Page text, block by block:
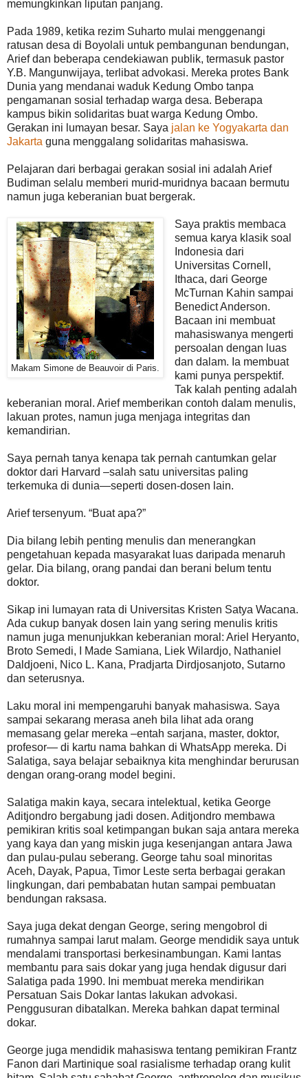
memungkinkan liputan panjang.
Pada 1989, ketika rezim Suharto mulai menggenangi
ratusan desa di Boyolali untuk pembangunan bendungan,
Arief dan beberapa cendekiawan publik, termasuk pastor
Y.B. Mangunwijaya, terlibat advokasi. Mereka protes Bank
Dunia yang mendanai waduk Kedung Ombo tanpa
pengamanan sosial terhadap warga desa. Beberapa
kampus bikin solidaritas buat warga Kedung Ombo.
Gerakan ini lumayan besar. Saya jalan ke Yogyakarta dan
Jakarta guna menggalang solidaritas mahasiswa.
Pelajaran dari berbagai gerakan sosial ini adalah Arief
Budiman selalu memberi murid-muridnya bacaan bermutu
namun juga keberanian buat bergerak.
Makam Simone de Beauvoir di Paris.
Saya praktis membaca
semua karya klasik soal
Indonesia dari
Universitas Cornell,
Ithaca, dari George
McTurnan Kahin sampai
Benedict Anderson.
Bacaan ini membuat
mahasiswanya mengerti
persoalan dengan luas
dan dalam. Ia membuat
kami punya perspektif.
Tak kalah penting adalah
keberanian moral. Arief memberikan contoh dalam menulis,
lakuan protes, namun juga menjaga integritas dan
kemandirian.
Saya pernah tanya kenapa tak pernah cantumkan gelar
doktor dari Harvard –salah satu universitas paling
terkemuka di dunia—seperti dosen-dosen lain.
Arief tersenyum. “Buat apa?”
Dia bilang lebih penting menulis dan menerangkan
pengetahuan kepada masyarakat luas daripada menaruh
gelar. Dia bilang, orang pandai dan berani belum tentu
doktor.
Sikap ini lumayan rata di Universitas Kristen Satya Wacana.
Ada cukup banyak dosen lain yang sering menulis kritis
namun juga menunjukkan keberanian moral: Ariel Heryanto,
Broto Semedi, I Made Samiana, Liek Wilardjo, Nathaniel
Daldjoeni, Nico L. Kana, Pradjarta Dirdjosanjoto, Sutarno
dan seterusnya.
Laku moral ini mempengaruhi banyak mahasiswa. Saya
sampai sekarang merasa aneh bila lihat ada orang
memasang gelar mereka –entah sarjana, master, doktor,
profesor— di kartu nama bahkan di WhatsApp mereka. Di
Salatiga, saya belajar sebaiknya kita menghindar berurusan
dengan orang-orang model begini.
Salatiga makin kaya, secara intelektual, ketika George
Aditjondro bergabung jadi dosen. Aditjondro membawa
pemikiran kritis soal ketimpangan bukan saja antara mereka
yang kaya dan yang miskin juga kesenjangan antara Jawa
dan pulau-pulau seberang. George tahu soal minoritas
Aceh, Dayak, Papua, Timor Leste serta berbagai gerakan
lingkungan, dari pembabatan hutan sampai pembuatan
bendungan raksasa.
Saya juga dekat dengan George, sering mengobrol di
rumahnya sampai larut malam. George mendidik saya untuk
mendalami transportasi berkesinambungan. Kami lantas
membantu para sais dokar yang juga hendak digusur dari
Salatiga pada 1990. Ini membuat mereka mendirikan
Persatuan Sais Dokar lantas lakukan advokasi.
Penggusuran dibatalkan. Mereka bahkan dapat terminal
dokar.
George juga mendidik mahasiswa tentang pemikiran Frantz
Fanon dari Martinique soal rasialisme terhadap orang kulit